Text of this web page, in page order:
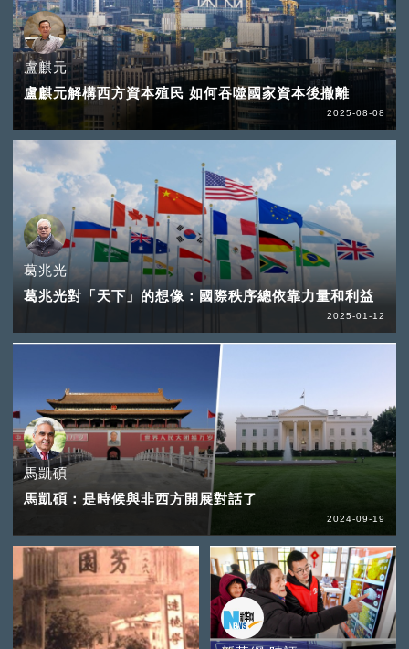
盧麒元
盧麒元解構西方資本殖民 如何吞噬國家資本後撤離
2025-08-08
葛兆光
葛兆光對「天下」的想像：國際秩序總依靠力量和利益
2025-01-12
馬凱碩
馬凱碩：是時候與非西方開展對話了
2024-09-19